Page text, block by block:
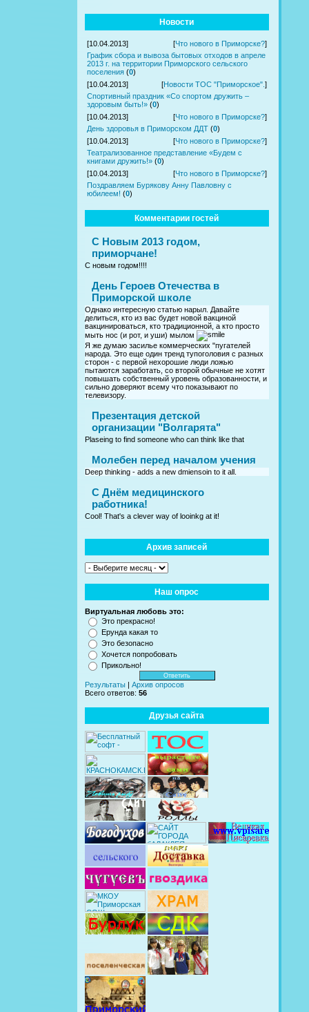
Новости
[10.04.2013] [Что нового в Приморске?]
График сбора и вывоза бытовых отходов в апреле
2013 г. на территории Приморского сельского
поселения (0)
[10.04.2013]
[Новости ТОС "Приморское". ]
Спортивный праздник «Со спортом дружить –
здоровым быть!» (0)
[10.04.2013]
[Что нового в Приморске?]
День здоровья в Приморском ДДТ (0)
[10.04.2013]
[Что нового в Приморске?]
Театрализованное представление «Будем с
книгами дружить!» (0)
[10.04.2013]
[Что нового в Приморске?]
Поздравляем Бурякову Анну Павловну с
юбилеем! (0)
Комментарии гостей
С Новым 2013 годом,
приморчане!
С новым годом!!!!
День Героев Отечества в
Приморской школе
Однако интересную статью нарыл. Давайте
делиться, кто из вас будет новой вакциной
вакцинироваться, кто традиционной, а кто просто
мыть нос (и рот, и уши) мылом
Я же думаю засилье коммерческих "пугателей
народа. Это еще один тренд тупоголовия с разных
сторон - с первой нехорошие люди ложью
пытаются заработать, со второй обычные не хотят
повышать собственный уровень образованности, и
сильно доверяют всему что показывают по
телевизору.
Презентация детской
организации "Волгарята"
Plaseing to find someone who can think like that
Молебен перед началом учения
Deep thinking - adds a new dmiensoin to it all.
C Днём медицинского
работника!
Cool! That's a clever way of looinkg at it!
Архив записей
Наш опрос
Виртуальная любовь это:
Это прекрасно!
Ерунда какая то
Это безопасно
Хочется попробовать
Прикольно!
Результаты
Архив опросов
Всего ответов: 56
Друзья сайта